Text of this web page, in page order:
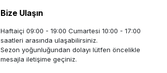
Bize Ulaşın
Haftaiçi 09:00 - 19:00 Cumartesi 10:00 - 17:00
saatleri arasında ulaşabilirsiniz.
Sezon yoğunluğundan dolayı lütfen öncelikle
mesajla iletişime geçiniz.